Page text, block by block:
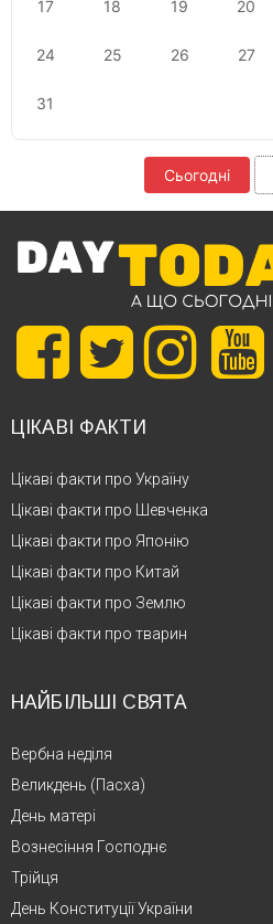
17 18 19 20
24 25 26 27
31
Сьогодні
ЦІКАВІ ФАКТИ
Цікаві факти про Україну
Цікаві факти про Шевченка
Цікаві факти про Японію
Цікаві факти про Китай
Цікаві факти про Землю
Цікаві факти про тварин
НАЙБІЛЬШІ СВЯТА
Вербна неділя
Великдень (Пасха)
День матері
Вознесіння Господнє
Трійця
День Конституції України